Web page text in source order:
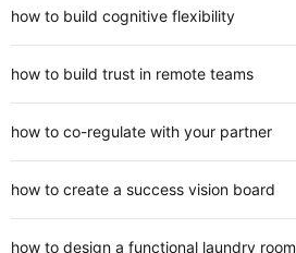
how to build cognitive flexibility
how to build trust in remote teams
how to co-regulate with your partner
how to create a success vision board
how to design a functional laundry room